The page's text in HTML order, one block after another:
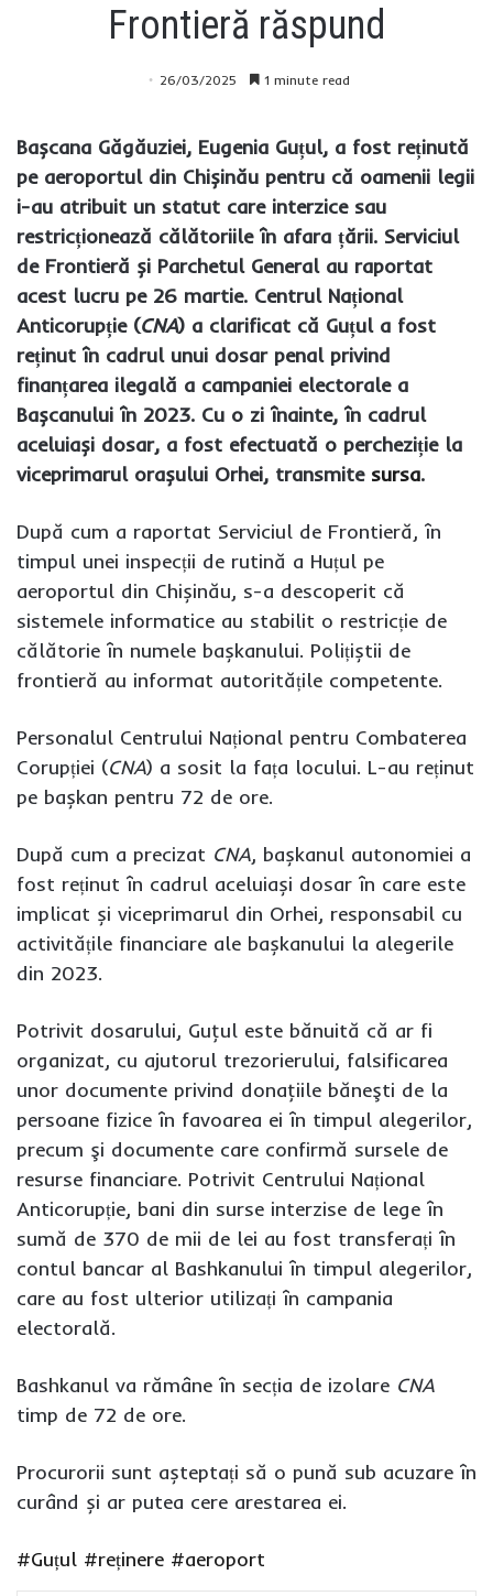
Frontieră răspund
26/03/2025 1 minute read
Bașcana Găgăuziei, Eugenia Guțul, a fost reținută
pe aeroportul din Chișinău pentru că oamenii legii
i-au atribuit un statut care interzice sau
restricționează călătoriile în afara țării. Serviciul
de Frontieră și Parchetul General au raportat
acest lucru pe 26 martie. Centrul Național
Anticorupție (CNA) a clarificat că Guțul a fost
reținut în cadrul unui dosar penal privind
finanțarea ilegală a campaniei electorale a
Bașcanului în 2023. Cu o zi înainte, în cadrul
aceluiași dosar, a fost efectuată o percheziție la
viceprimarul orașului Orhei, transmite sursa.
După cum a raportat Serviciul de Frontieră, în
timpul unei inspecții de rutină a Huțul pe
aeroportul din Chișinău, s-a descoperit că
sistemele informatice au stabilit o restricție de
călătorie în numele bașkanului. Polițiștii de
frontieră au informat autoritățile competente.
Personalul Centrului Național pentru Combaterea
Corupției (CNA) a sosit la fața locului. L-au reținut
pe bașkan pentru 72 de ore.
După cum a precizat CNA, bașkanul autonomiei a
fost reținut în cadrul aceluiași dosar în care este
implicat și viceprimarul din Orhei, responsabil cu
activitățile financiare ale bașkanului la alegerile
din 2023.
Potrivit dosarului, Guţul este bănuită că ar fi
organizat, cu ajutorul trezorierului, falsificarea
unor documente privind donaţiile băneşti de la
persoane fizice în favoarea ei în timpul alegerilor,
precum şi documente care confirmă sursele de
resurse financiare. Potrivit Centrului Național
Anticorupție, bani din surse interzise de lege în
sumă de 370 de mii de lei au fost transferați în
contul bancar al Bashkanului în timpul alegerilor,
care au fost ulterior utilizați în campania
electorală.
Bashkanul va rămâne în secția de izolare CNA
timp de 72 de ore.
Procurorii sunt așteptați să o pună sub acuzare în
curând și ar putea cere arestarea ei.
#Guțul #reținere #aeroport